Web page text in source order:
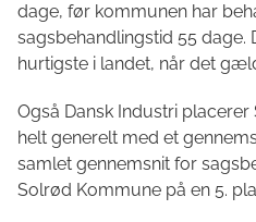
dage, før kommunen har
sagsbehandlingstid 55
hurtigste i landet, når det
Også Dansk Industri
helt generelt med et
samlet gennemsnit for
Solrød Kommune på en 5.